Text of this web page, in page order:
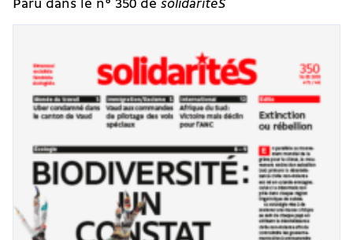
Paru dans le n° 350 de solidaritéS